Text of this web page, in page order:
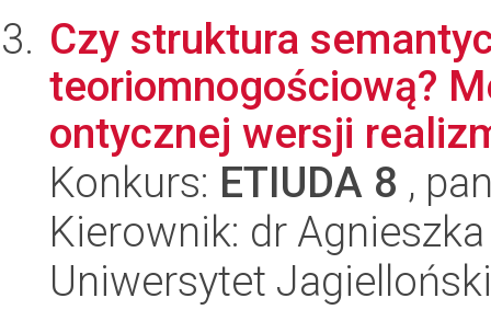
Czy struktura
teoriomnogościową?
ontycznej wersji
Konkurs: ETIUDA 8 ,
Kierownik: dr
Uniwersytet